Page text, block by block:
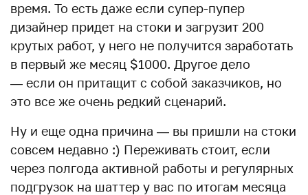
время. То есть даже если супер-пупер
дизайнер придет на стоки и загрузит 200
крутых работ, у него не получится заработать
в первый же месяц $1000. Другое дело
— если он притащит с собой заказчиков, но
это все же очень редкий сценарий.
Ну и еще одна причина — вы пришли на стоки
совсем недавно :) Переживать стоит, если
через полгода активной работы и регулярных
подгрузок на шаттер у вас по итогам месяца